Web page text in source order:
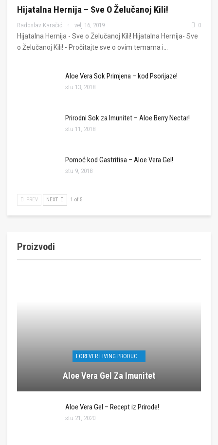
Hijatalna Hernija – Sve O Želučanoj Kili!
Radoslav Karačić velj 16, 2019 0
Hijatalna Hernija - Sve o Želučanoj Kili! Hijatalna Hernija- Sve
o Želučanoj Kili! - Pročitajte sve o ovim temama i…
Aloe Vera Sok Primjena – kod Psorijaze!
stu 13, 2018
Prirodni Sok za Imunitet – Aloe Berry Nectar!
stu 11, 2018
Pomoć kod Gastritisa – Aloe Vera Gel!
stu 9, 2018
PREV NEXT 1 of 5
Proizvodi
FOREVER LIVING PRODUCTS
Aloe Vera Gel Za Imunitet
Aloe Vera Gel – Recept iz Prirode!
stu 21, 2020